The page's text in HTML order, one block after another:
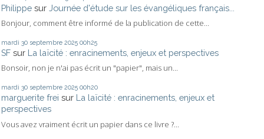
Philippe sur Journée d'étude sur les évangéliques français...
Bonjour, comment être informé de la publication de cette...
mardi 30 septembre 2025 00h25
SF sur La laïcité : enracinements, enjeux et perspectives
Bonsoir, non je n'ai pas écrit un "papier", mais un...
mardi 30 septembre 2025 00h20
marguerite frei sur La laïcité : enracinements, enjeux et
perspectives
Vous avez vraiment écrit un papier dans ce livre ?...